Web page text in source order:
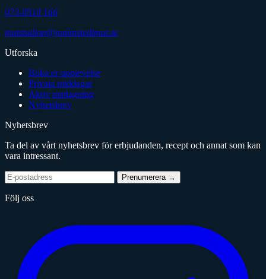
073-0510 166
matstudion@malmstedtmat.se
Utforska
Boka er upplevelse
Privata middagar
Aktiv matlagning
Nyhetsbrev
Nyhetsbrev
Ta del av vårt nyhetsbrev för erbjudanden, recept och annat som kan
vara intressant.
E-
postadress
Prenumerera →
Följ oss